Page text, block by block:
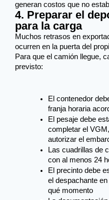
generan costos que no
4. Preparar el
para la carga
Muchos retrasos en
ocurren en la puerta del
Para que el camión llegue,
previsto:
El contenedor
franja horaria
El pesaje debe
completar el
autorizar el
Las cuadrillas de
con al menos 24
El precinto debe
el despachante
qué momento